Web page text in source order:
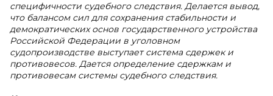
специфичности судебного следствия. Делается вывод,
что балансом сил для сохранения стабильности и
демократических основ государственного устройства
Российской Федерации в уголовном
судопроизводстве выступает система сдержек и
противовесов. Дается определение сдержкам и
противовесам системы судебного следствия.